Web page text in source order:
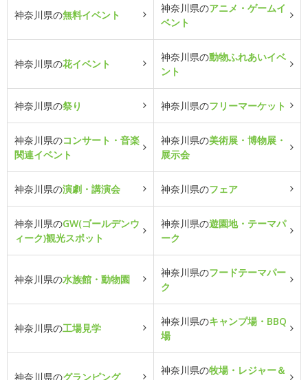
神奈川県の無料イベント
神奈川県のアニメ・ゲームイ
ベント
神奈川県の花イベント
神奈川県の動物ふれあいイベ
ント
神奈川県の祭り 神奈川県のフリーマーケット
神奈川県のコンサート・音楽
関連イベント
神奈川県の美術展・博物展・
展示会
神奈川県の演劇・講演会 神奈川県のフェア
神奈川県のGW(ゴールデンウ
ィーク)観光スポット
神奈川県の遊園地・テーマパ
ーク
神奈川県の水族館・動物園
神奈川県のフードテーマパー
ク
神奈川県の工場見学
神奈川県のキャンプ場・BBQ
場
神奈川県のグランピング
神奈川県の牧場・レジャー＆